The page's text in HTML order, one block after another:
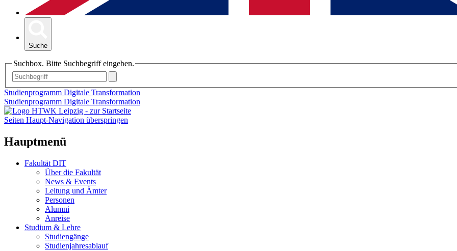
Suche
Suchbox. Bitte Suchbegriff eingeben.
Studienprogramm Digitale Transformation
Studienprogramm Digitale Transformation
Seiten Haupt-Navigation überspringen
Hauptmenü
Fakultät DIT
Über die Fakultät
News & Events
Leitung und Ämter
Personen
Alumni
Anreise
Studium & Lehre
Studiengänge
Studienjahresablauf